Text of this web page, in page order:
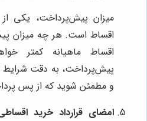
میزان پیش‌پرداخت، یکی
اقساط است. هر چه میزان
اقساط ماهیانه کمتر
پیش‌پرداخت، به دقت شرایط
و مطمئن شوید که از پس
امضای قرارداد خرید